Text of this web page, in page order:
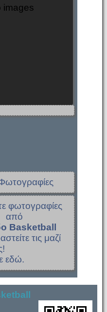
images
φωτογραφίες
από
Basketball
τις μαζί
εδώ.